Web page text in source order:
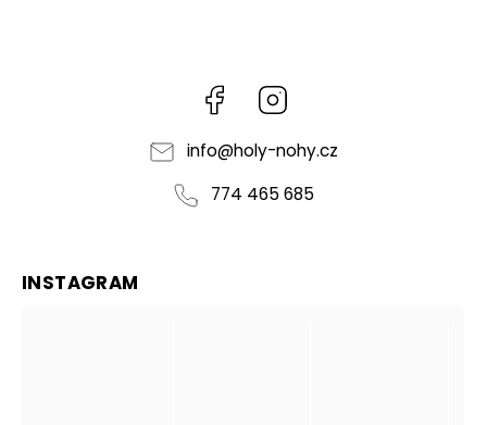
Facebook
info@holy-nohy.cz
774 465 685
INSTAGRAM